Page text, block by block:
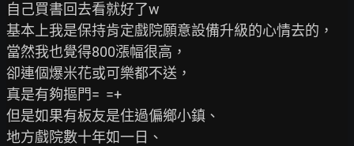
自己買書回去看就好了w
基本上我是保持肯定戲院願意設備升級的心情去的，
當然我也覺得800漲幅很高，
卻連個爆米花或可樂都不送，
真是有夠摳門=  =+
但是如果有板友是住過偏鄉小鎮、
地方戲院數十年如一日、